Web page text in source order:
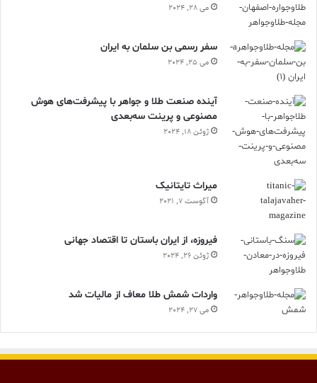
می 28, 2024
سفر رسمی بن سلمان به ایران
می 25, 2024
آینده صنعت طلا و جواهر با پیشرفت‌های هوش
مصنوعی و پرینت سه‌بعدی
ژوئن 18, 2024
ميراث تايتانيک
آگوست 7, 2021
فیروزه، از ایران باستان تا اقتصاد جهانی
ژوئن 26, 2024
واردات شمش طلا معاف از مالیات شد
می 27, 2024